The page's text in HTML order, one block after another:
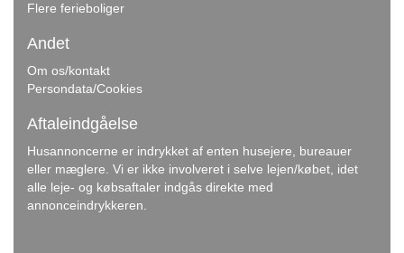
Flere ferieboliger
Andet
Om os/kontakt
Persondata/Cookies
Aftaleindgåelse
Husannoncerne er indrykket af enten husejere, bureauer
eller mæglere. Vi er ikke involveret i selve lejen/købet, idet
alle leje- og købsaftaler indgås direkte med
annonceindrykkeren.